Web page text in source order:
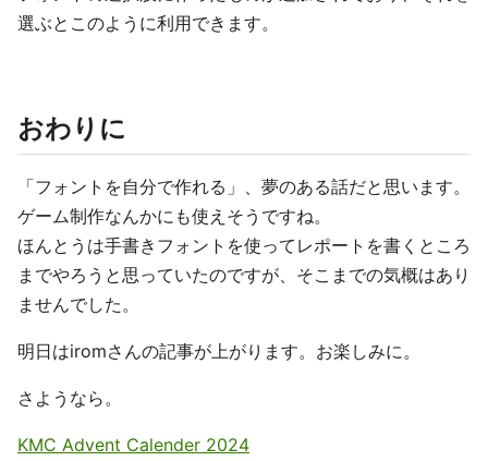
選ぶとこのように利用できます。
おわりに
「フォントを自分で作れる」、夢のある話だと思います。
ゲーム制作なんかにも使えそうですね。
ほんとうは手書きフォントを使ってレポートを書くところ
までやろうと思っていたのですが、そこまでの気概はあり
ませんでした。
明日はiromさんの記事が上がります。お楽しみに。
さようなら。
KMC Advent Calender 2024